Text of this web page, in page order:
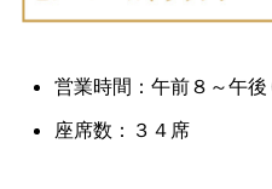
営業時間：午前８～午
座席数：３４席